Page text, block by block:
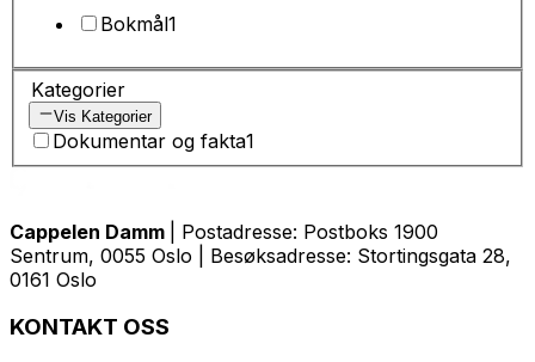
Bokmål1
Kategorier
Vis Kategorier
Dokumentar og fakta1
Cappelen Damm
| Postadresse: Postboks 1900
Sentrum, 0055 Oslo | Besøksadresse: Stortingsgata 28,
0161 Oslo
KONTAKT OSS